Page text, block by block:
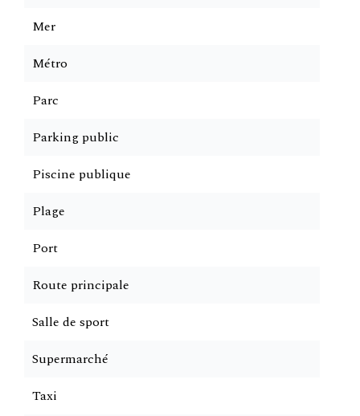
Mer
Métro
Parc
Parking public
Piscine publique
Plage
Port
Route principale
Salle de sport
Supermarché
Taxi